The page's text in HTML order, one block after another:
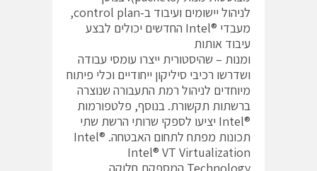
לניהול יישומים ועיבוד ב-control plan,
מעבדי ®Intel החדשים יכולים לבצע
עיבוד אותות
ומנות – שהיסטורית ייצרו עומסי עבודה
ושדרשו רכיבי סיליקון ייחודיים וכלי פיתוח
מיוחדים לניהול רמת התעבורה שנוצרה
ברשתות תקשורת. בנוסף, פלטפורמות
®Intel יציעו לספקי שרותי הרשת שתי
תכונות מפתח לתחום האבטחה. ®Intel
Intel® VT Virtualization
Technology המספקת חלוקה